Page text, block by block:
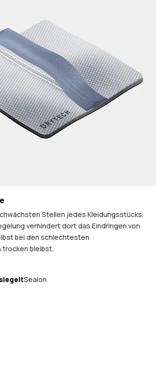
Stellen jedes Kleidungsstücks.
verhindert dort das Eindringen von
bei den schlechtesten
bleibst.
Sealon